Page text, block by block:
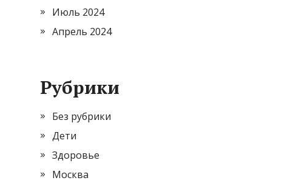
Июль 2024
Апрель 2024
Рубрики
Без рубрики
Дети
Здоровье
Москва